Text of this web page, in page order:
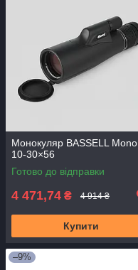
Монокуляр BASSELL Mono
10-30×56
Готово до відправки
4 471,74 ₴ 4 914 ₴
Купити
–9%